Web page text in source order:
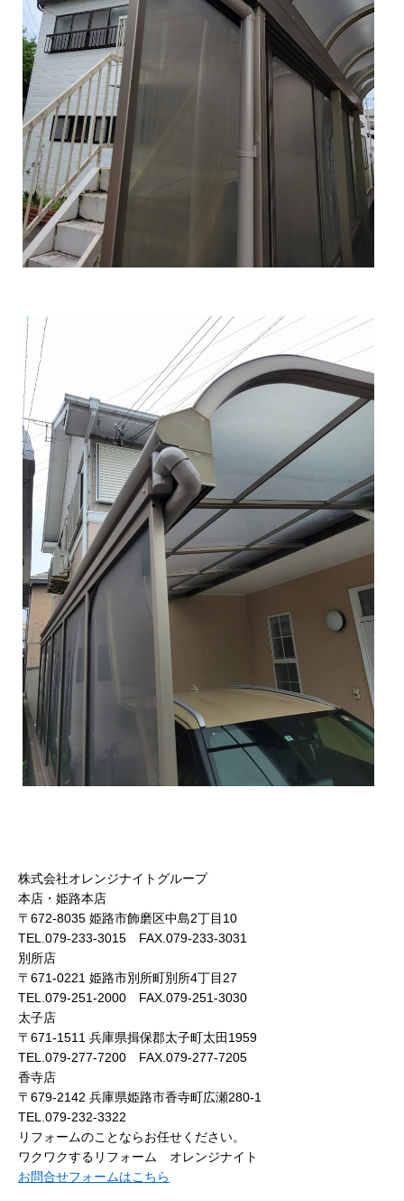
株式会社オレンジナイトグループ
本店・姫路本店
〒672-8035 姫路市飾磨区中島2丁目10
TEL.079-233-3015 FAX.079-233-3031
別所店
〒671-0221 姫路市別所町別所4丁目27
TEL.079-251-2000 FAX.079-251-3030
太子店
〒671-1511 兵庫県揖保郡太子町太田1959
TEL.079-277-7200 FAX.079-277-7205
香寺店
〒679-2142 兵庫県姫路市香寺町広瀬280-1
TEL.079-232-3322
リフォームのことならお任せください。
ワクワクするリフォーム オレンジナイト
お問合せフォームはこちら